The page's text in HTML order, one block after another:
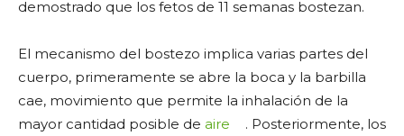
demostrado que los fetos de 11 semanas bostezan.
El mecanismo del bostezo implica varias partes del
cuerpo, primeramente se abre la boca y la barbilla
cae, movimiento que permite la inhalación de la
mayor cantidad posible de aire
. Posteriormente, los